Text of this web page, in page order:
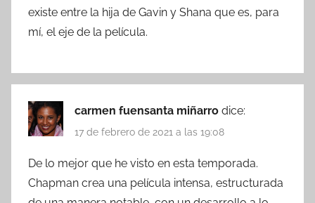
existe entre la hija de Gavin y Shana que es, para
mí, el eje de la película.
carmen fuensanta miñarro dice:
17 de febrero de 2021 a las 19:08
De lo mejor que he visto en esta temporada.
Chapman crea una película intensa, estructurada